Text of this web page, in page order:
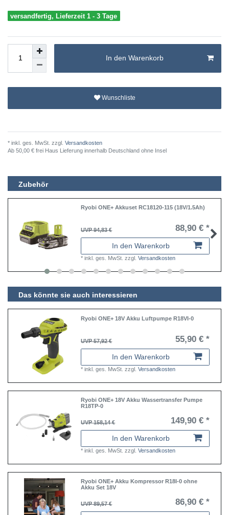
versandfertig, Lieferzeit 1 - 3 Tage
In den Warenkorb
Wunschliste
* inkl. ges. MwSt. zzgl. Versandkosten
Ab 50,00 € frei Haus Lieferung innerhalb Deutschland ohne Insel
Zubehör
Ryobi ONE+ Akkuset RC18120-115 (18V/1.5Ah)
UVP 94,83 € 88,90 € *
In den Warenkorb
*inkl. ges. MwSt. zzgl.Versandkosten
Das könnte sie auch interessieren
Ryobi ONE+ 18V Akku Luftpumpe R18VI-0
UVP 57,92 € 55,90 € *
In den Warenkorb
*inkl. ges. MwSt. zzgl.Versandkosten
Ryobi ONE+ 18V Akku Wassertransfer Pumpe
R18TP-0
UVP 158,14 € 149,90 € *
In den Warenkorb
*inkl. ges. MwSt. zzgl.Versandkosten
Ryobi ONE+ Akku Kompressor R18I-0 ohne
Akku Set 18V
UVP 89,57 € 86,90 € *